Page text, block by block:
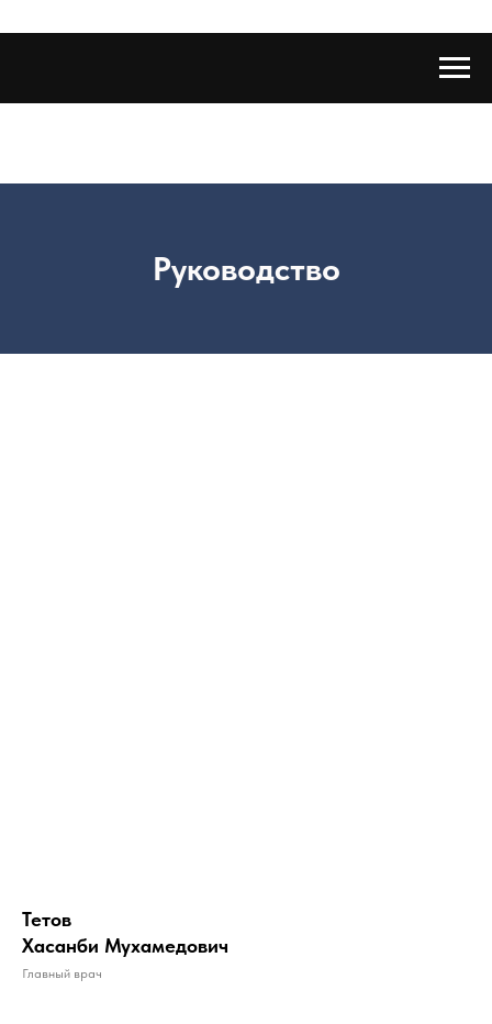
Руководство
Тетов
Хасанби Мухамедович
Главный врач